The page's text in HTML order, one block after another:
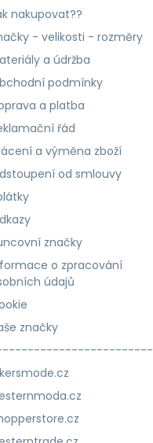
nakupovat??
- velikosti - rozměry
a údržba
podmínky
a platba
řád
a výměna zboží
od smlouvy
značky
o zpracování
údajů
značky